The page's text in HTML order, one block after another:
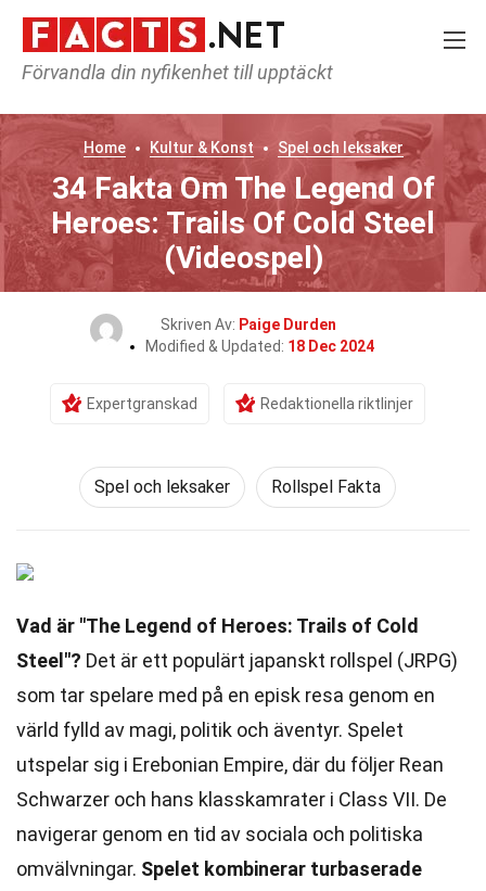
Förvandla din nyfikenhet till upptäckt
Home Kultur & Konst Spel och leksaker
34 Fakta Om The Legend Of
Heroes: Trails Of Cold Steel
(Videospel)
Skriven Av: Paige Durden
Modified & Updated: 18 Dec 2024
Expertgranskad Redaktionella riktlinjer
Spel och leksaker Rollspel Fakta
Vad är "The Legend of Heroes: Trails of Cold
Steel"? Det är ett populärt japanskt rollspel (JRPG)
som tar spelare med på en episk resa genom en
värld fylld av magi, politik och äventyr. Spelet
utspelar sig i Erebonian Empire, där du följer Rean
Schwarzer och hans klasskamrater i Class VII. De
navigerar genom en tid av sociala och politiska
omvälvningar. Spelet kombinerar turbaserade